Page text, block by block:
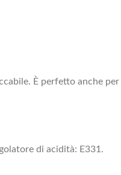
È perfetto anche per
di acidità: E331.